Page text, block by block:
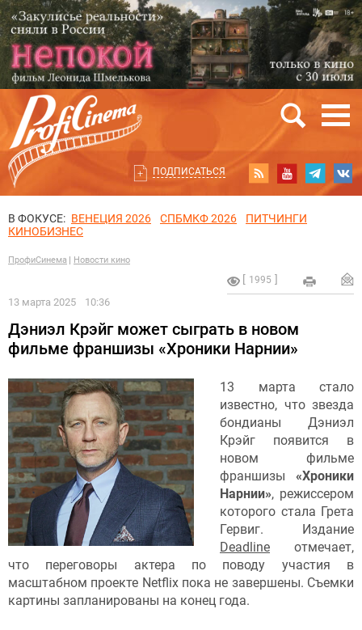
ПОДПИСАТЬСЯ
В ФОКУСЕ: ВЕНЕЦИЯ 2026 СПБМКФ 2026
ПИТЧИНГИ
КИНОБИЗНЕС
ПрофиСинема Новости кино
1995
13 марта 2025 10:36
Дэниэл Крэйг может сыграть в новом
фильме франшизы «Хроники Нарнии»
13 марта стало
известно, что звезда
бондианы Дэниэл
Крэйг появится в
новом фильме
франшизы «Хроники
Нарнии», режиссером
которого стала Грета
Гервиг. Издание
Deadline отмечает,
что переговоры актера по поводу участия в
масштабном проекте Netflix пока не завершены. Съемки
картины запланированы на конец года.